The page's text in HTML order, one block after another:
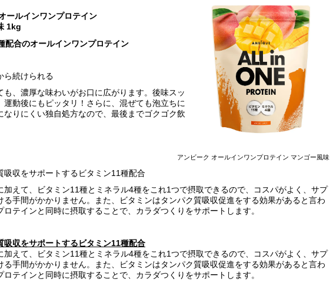
ールインワンプロテイン
1kg
配合のオールインワンプロテイン
ら続けられる
も、濃厚な味わいがお口に広がります。後味スッ
運動後にもピッタリ！さらに、混ぜても泡立ちに
なりにくい独自処方なので、最後までゴクゴク飲
アンビーク オールインワンプロテイン マンゴー風味
吸収をサポートするビタミン11種配合
加えて、ビタミン11種とミネラル4種をこれ1つで摂取できるので、コスパがよく、サプ
る手間がかかりません。また、ビタミンはタンパク質吸収促進をする効果があると言わ
ロテインと同時に摂取することで、カラダつくりをサポートします。
吸収をサポートするビタミン11種配合
加えて、ビタミン11種とミネラル4種をこれ1つで摂取できるので、コスパがよく、サプ
る手間がかかりません。また、ビタミンはタンパク質吸収促進をする効果があると言わ
ロテインと同時に摂取することで、カラダつくりをサポートします。